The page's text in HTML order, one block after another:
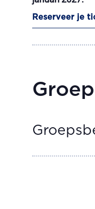
Reserveer je